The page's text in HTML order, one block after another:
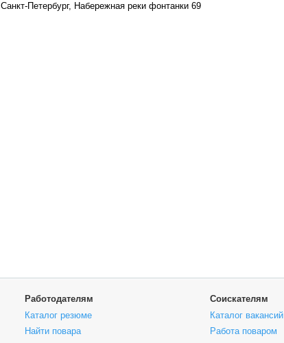
Санкт-Петербург, Набережная реки фонтанки 69
Работодателям
Каталог резюме
Найти повара
Соискателям
Каталог вакансий
Работа поваром